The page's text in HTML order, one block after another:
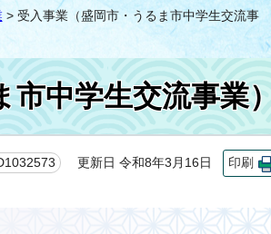
> 受入事業（盛岡市・うるま市中学生交流事
市中学生交流事業
更新日 令和8年3月16日 印刷